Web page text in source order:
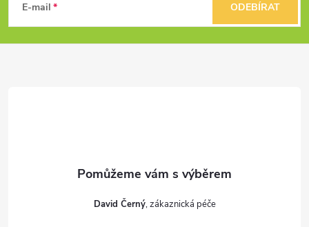
p
E-mail ODEBÍRAT
David Černý